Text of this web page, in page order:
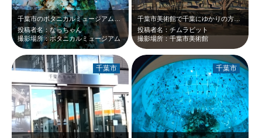
千葉市のボタニカルミュージアムで撮った写真です。花のミュージアムというよりは、…
投稿者名：なっちゃん
撮影場所：ボタニカルミュージアム
千葉市美術館で千葉にゆかりの方の展覧会を開催中と聞いて、観に行きました。 無…
投稿者名：チムラビット
撮影場所：千葉市美術館
千葉市 千葉市